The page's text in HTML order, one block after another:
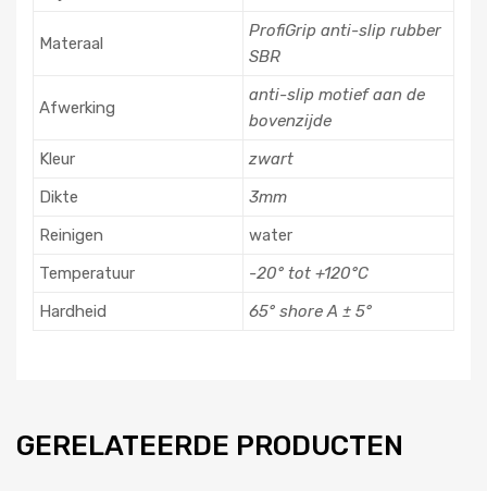
Materaal
ProfiGrip anti-slip rubber
SBR
Afwerking
anti-slip motief aan de
bovenzijde
Kleur
zwart
Dikte
3mm
Reinigen
water
Temperatuur
-20° tot +120°C
Hardheid
65° shore A ± 5°
GERELATEERDE PRODUCTEN